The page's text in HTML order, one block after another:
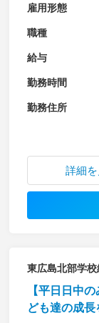
雇用形態
職種
給与
勤務時間
勤務住所
詳細を
東広島北部学
【平日日中
ども達の成長